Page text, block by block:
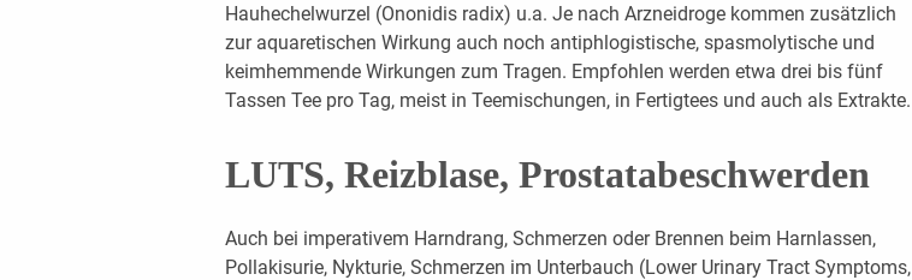
Hauhechelwurzel (Ononidis radix) u.a. Je nach Arzneidroge kommen zusätzlich
zur aquaretischen Wirkung auch noch antiphlogistische, spasmolytische und
keimhemmende Wirkungen zum Tragen. Empfohlen werden etwa drei bis fünf
Tassen Tee pro Tag, meist in Teemischungen, in Fertigtees und auch als Extrakte.
LUTS, Reizblase, Prostatabeschwerden
Auch bei imperativem Harndrang, Schmerzen oder Brennen beim Harnlassen,
Pollakisurie, Nykturie, Schmerzen im Unterbauch (Lower Urinary Tract Symptoms,